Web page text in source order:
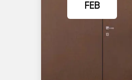
FEB